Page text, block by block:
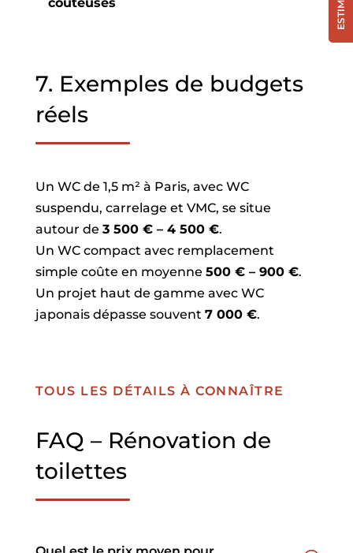
7. Exemples de budgets
réels
Un WC de 1,5 m² à Paris, avec WC
suspendu, carrelage et VMC, se situe
autour de 3 500 € – 4 500 €.
Un WC compact avec remplacement
simple coûte en moyenne 500 € – 900 €.
Un projet haut de gamme avec WC
japonais dépasse souvent 7 000 €.
TOUS LES DÉTAILS À CONNAÎTRE
FAQ – Rénovation de
toilettes